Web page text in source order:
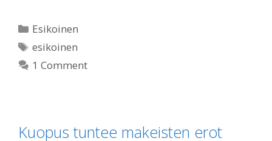
Categories
Esikoinen
Tags
esikoinen
1 Comment
Kuopus tuntee makeisten erot